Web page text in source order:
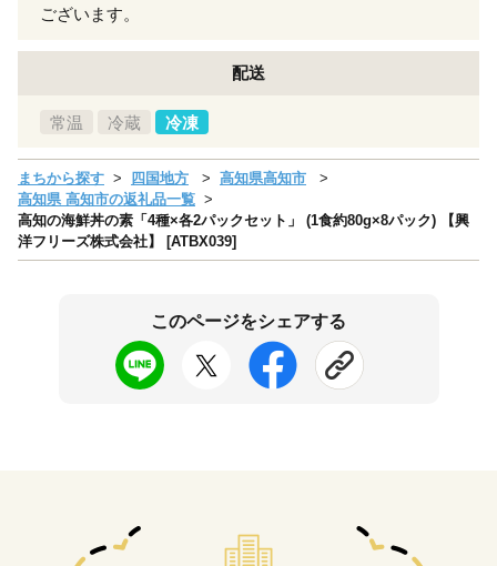
ございます。
配送
常温 冷蔵 冷凍
まちから探す 四国地方
高知県高知市
高知県 高知市の返礼品一覧
高知の海鮮丼の素「4種×各2パックセット」 (1食約80g×8パック) 【興
洋フリーズ株式会社】 [ATBX039]
このページをシェアする